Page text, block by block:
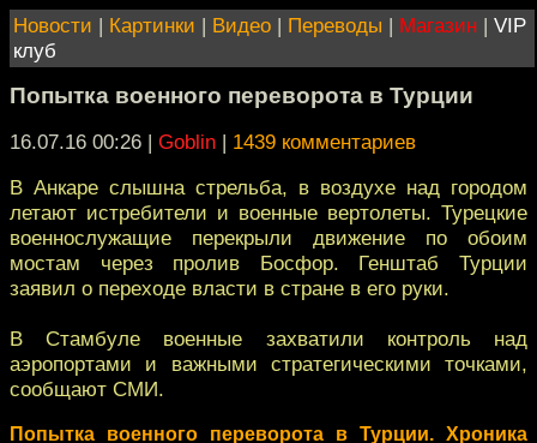
Новости | Картинки | Видео | Переводы | Магазин | VIP
клуб
Попытка военного переворота в Турции
16.07.16 00:26 | Goblin | 1439 комментариев
В Анкаре слышна стрельба, в воздухе над городом
летают истребители и военные вертолеты. Турецкие
военнослужащие перекрыли движение по обоим
мостам через пролив Босфор. Генштаб Турции
заявил о переходе власти в стране в его руки.
В Стамбуле военные захватили контроль над
аэропортами и важными стратегическими точками,
сообщают СМИ.
Попытка военного переворота в Турции. Хроника